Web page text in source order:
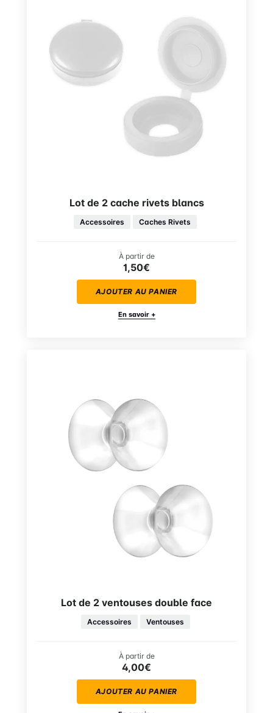
Lot de 2 cache rivets blancs
Accessoires Caches Rivets
À partir de
1,50€
AJOUTER AU PANIER
En savoir +
Lot de 2 ventouses double face
Accessoires Ventouses
À partir de
4,00€
AJOUTER AU PANIER